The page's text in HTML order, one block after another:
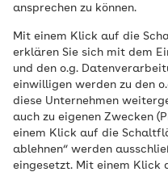
ansprechen zu können.
Mit einem Klick auf die
erklären Sie sich mit dem
und den o.g.
einwilligen werden zu den
diese Unternehmen
auch zu eigenen Zwecken
einem Klick auf die
ablehnen“ werden
eingesetzt. Mit einem Klick
Veröffentlicht am:
10.01.2023 4 Minuten
Eintöpfe eignen
saisonales
Speiseplan zu
Wurzeln und
Vitaminen,